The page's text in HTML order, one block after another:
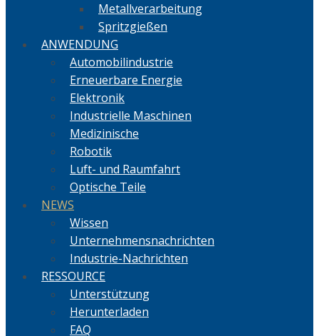
Metallverarbeitung
Spritzgießen
ANWENDUNG
Automobilindustrie
Erneuerbare Energie
Elektronik
Industrielle Maschinen
Medizinische
Robotik
Luft- und Raumfahrt
Optische Teile
NEWS
Wissen
Unternehmensnachrichten
Industrie-Nachrichten
RESSOURCE
Unterstützung
Herunterladen
FAQ